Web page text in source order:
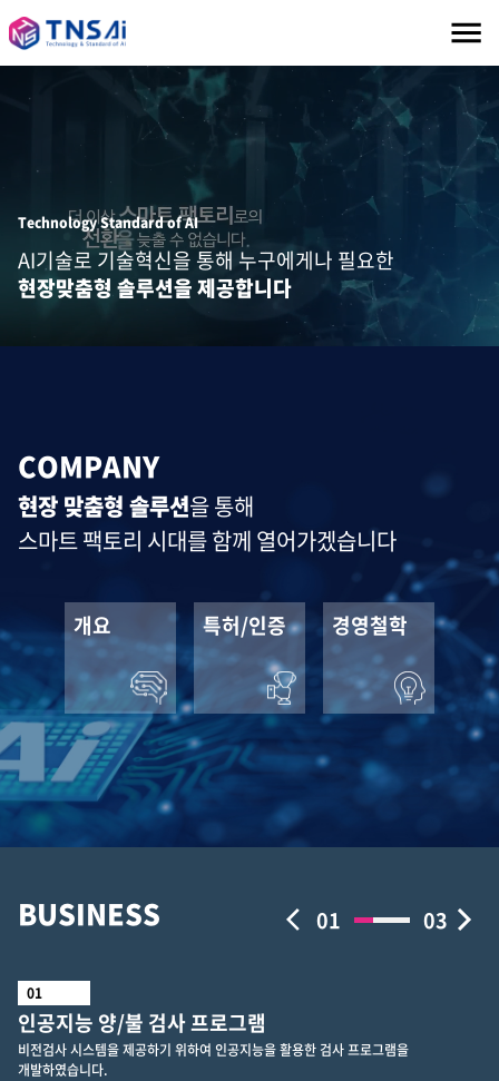
Technology Standard of AI
AI기술로 기술혁신을 통해 누구에게나 필요한
현장맞춤형 솔루션을 제공합니다
COMPANY
현장 맞춤형 솔루션을 통해
스마트 팩토리 시대를 함께 열어가겠습니다
개요 특허/인증 경영철학
BUSINESS 01 03
01
인공지능 양/불 검사 프로그램
비전검사 시스템을 제공하기 위하여 인공지능을 활용한 검사 프로그램을
개발하였습니다.